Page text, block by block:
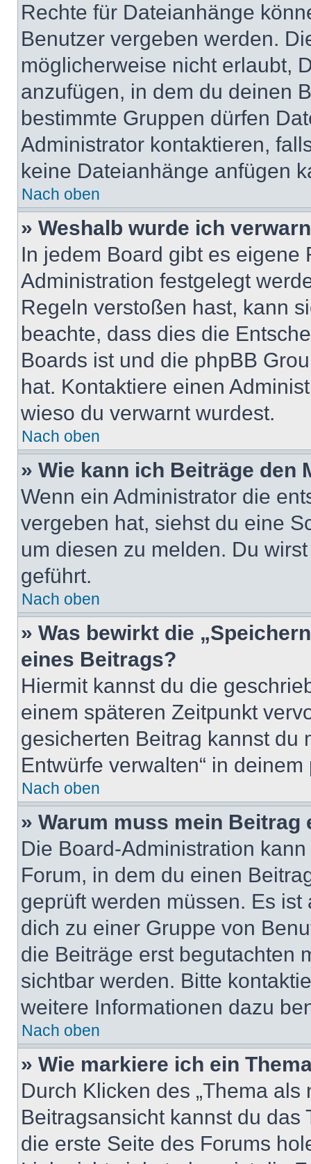
Rechte für Dateianhänge
Benutzer vergeben werden.
möglicherweise nicht erlaubt,
anzufügen, in dem du deinen
bestimmte Gruppen dürfen
Administrator kontaktieren,
keine Dateianhänge anfügen
Nach oben
» Weshalb wurde ich
In jedem Board gibt es
Administration festgelegt
Regeln verstoßen hast, kann
beachte, dass dies die
Boards ist und die phpBB
hat. Kontaktiere einen
wieso du verwarnt wurdest.
Nach oben
» Wie kann ich Beiträge den
Wenn ein Administrator die
vergeben hat, siehst du eine
um diesen zu melden. Du
geführt.
Nach oben
» Was bewirkt die
eines Beitrags?
Hiermit kannst du die
einem späteren Zeitpunkt
gesicherten Beitrag kannst du
Entwürfe verwalten“ in
Nach oben
» Warum muss mein
Die Board-Administration
Forum, in dem du einen
geprüft werden müssen. Es
dich zu einer Gruppe von
die Beiträge erst begutachten
sichtbar werden. Bitte
weitere Informationen dazu
Nach oben
» Wie markiere ich ein
Durch Klicken des „Thema
Beitragsansicht kannst du
die erste Seite des Forums